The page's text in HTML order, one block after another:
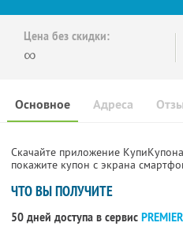
Цена без скидки:
∞
Основное Адреса
Скачайте приложение
покажите купон с экрана
ЧТО ВЫ ПОЛУЧИТЕ
50 дней доступа в сервис PREMIER